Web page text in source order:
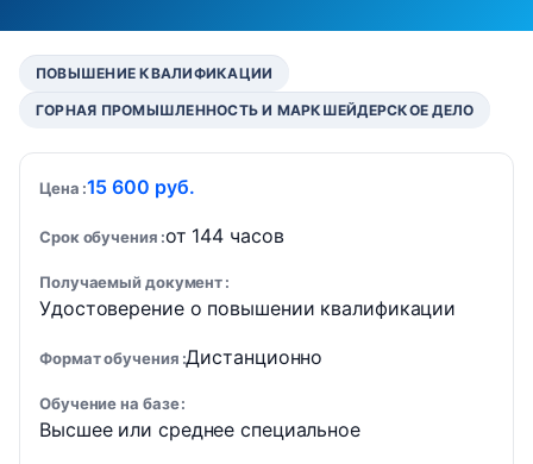
ПОВЫШЕНИЕ КВАЛИФИКАЦИИ
ГОРНАЯ ПРОМЫШЛЕННОСТЬ И МАРКШЕЙДЕРСКОЕ ДЕЛО
Цена 15 600 руб.
Срок обучения от 144 часов
Получаемый документ
Удостоверение о повышении квалификации
Формат обучения Дистанционно
Обучение на базе
Высшее или среднее специальное